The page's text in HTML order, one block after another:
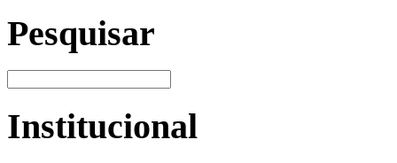
Pesquisar
Institucional